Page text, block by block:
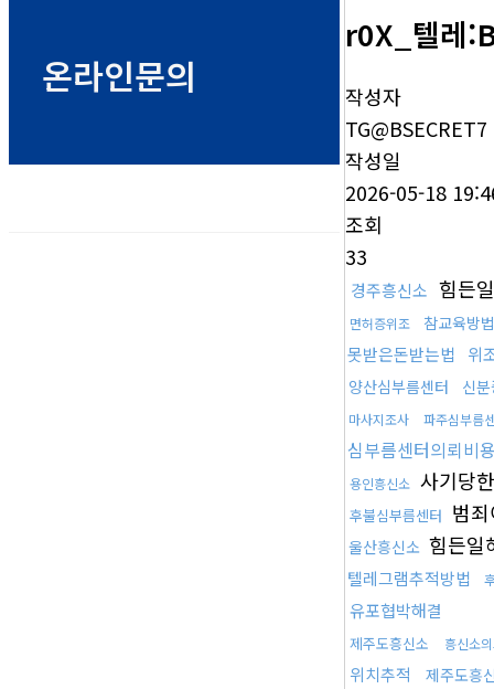
온라인문의
r0X_텔레
작성자
TG@BSECRET7
작성일
2026-05-18
조회
33
경주흥신소 힘든
면허증위조 참교육방법
못받은돈받는법 위
양산심부름센터 신
마사지조사 파주심부름
심부름센터의뢰비
용인흥신소 사기당
후불심부름센터 범
울산흥신소 힘든일
텔레그램추적방법
유포협박해결
제주도흥신소 흥신소
위치추적 제주도흥